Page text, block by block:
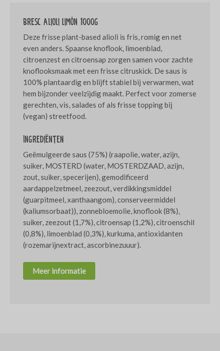
Bresc Alioli Limón 1000g
Deze frisse plant-based alioli is fris, romig en net
even anders. Spaanse knoflook, limoenblad,
citroenzest en citroensap zorgen samen voor zachte
knoflooksmaak met een frisse citruskick. De saus is
100% plantaardig en blijft stabiel bij verwarmen, wat
hem bijzonder veelzijdig maakt. Perfect voor zomerse
gerechten, vis, salades of als frisse topping bij
(vegan) streetfood.
Ingrediënten
Geëmulgeerde saus (75%) (raapolie, water, azijn,
suiker, MOSTERD (water, MOSTERDZAAD, azijn,
zout, suiker, specerijen), gemodificeerd
aardappelzetmeel, zeezout, verdikkingsmiddel
(guarpitmeel, xanthaangom), conserveermiddel
(kaliumsorbaat)), zonnebloemolie, knoflook (8%),
suiker, zeezout (1,7%), citroensap (1,2%), citroenschil
(0,8%), limoenblad (0,3%), kurkuma, antioxidanten
(rozemarijnextract, ascorbinezuuur).
Meer informatie